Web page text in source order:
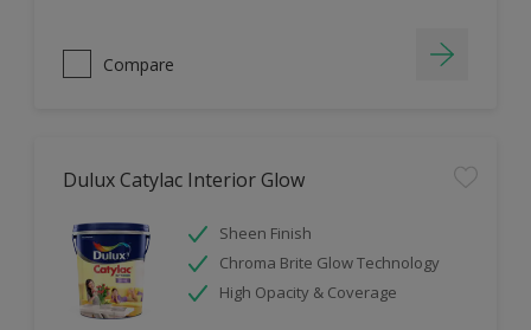
Compare
Dulux Catylac Interior Glow
Sheen Finish
Chroma Brite Glow Technology
High Opacity & Coverage